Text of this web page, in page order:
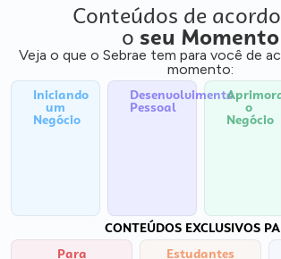
Conteúdos de
o seu Momento
Veja o que o Sebrae tem para você de
momento:
Iniciando
um
Negócio
Desenvolvimento
Pessoal o
Negócio
CONTEÚDOS EXCLUSIVOS
Para
Estudantes